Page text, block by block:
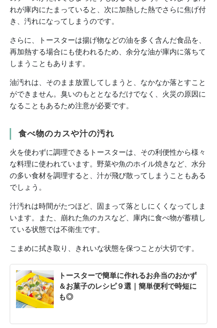
れが庫内にたまっていると、次に加熱した熱でさらに焦げ付
き、汚れになってしまうのです。
さらに、トースターは揚げ物などの油を多く含んだ食品を、
再加熱する場合にも使われるため、余分な油が庫内に落ちて
しまうこともあります。
油汚れは、そのまま放置してしまうと、なかなか落とすこと
ができません。臭いのもととなるだけでなく、火災の原因に
なることもあるため注意が必要です。
食べ物のカスや汁の汚れ
火を使わずに調理できるトースターは、その利便性から様々
な料理に使われています。野菜や魚のホイル焼きなど、水分
の多い食材を調理すると、汁が飛び散ってしまうこともある
でしょう。
汁汚れは時間がたつほど、固まって落としにくくなってしま
います。また、崩れた魚のカスなど、庫内に食べ物が蓄積し
ている状態では不衛生です。
こまめに拭き取り、きれいな状態を保つことが大切です。
トースターで簡単に作れるお弁当のおかず
＆お菓子のレシピ９選｜簡単便利で時短に
も◎